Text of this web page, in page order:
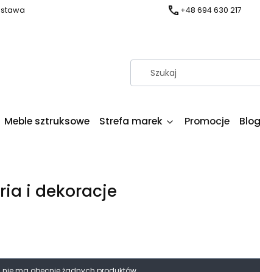
+48 694 630 217
Meble sztruksowe Strefa marek Promocje Blog
i dekoracje